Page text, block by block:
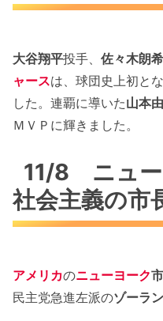
大谷翔平投手、 佐々木朗希
ャースは、球団史上初と
した。連覇に導いた山本
ＭＶＰに輝きました。
11/8 ニュ
社会主義の市
アメリカのニューヨーク
民主党急進左派のゾーラ